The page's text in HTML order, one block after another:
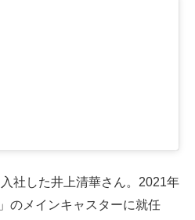
社した井上清華さん。2021年
のメインキャスターに就任